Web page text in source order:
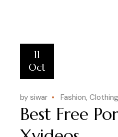
11
Oct
by siwar Fashion, Clothing
Best Free